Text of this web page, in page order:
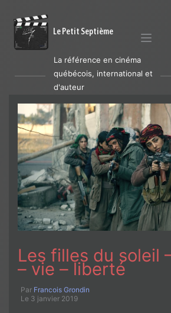
Le Petit Septième
La référence en cinéma
québécois, international et
d'auteur
Les filles du soleil
– vie – liberté
Par Francois Grondin
Le 3 janvier 2019